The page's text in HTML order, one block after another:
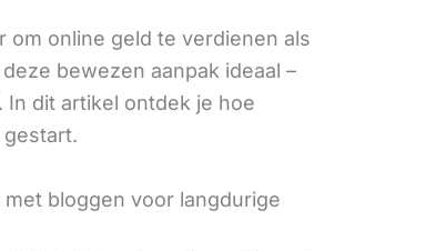
om online geld te verdienen als
bewezen aanpak ideaal –
dit artikel ontdek je hoe
bloggen voor langdurige